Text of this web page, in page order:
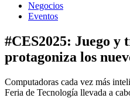
Negocios
Eventos
#CES2025: Juego y
protagoniza los
Computadoras cada vez más
Feria de Tecnología llevada a